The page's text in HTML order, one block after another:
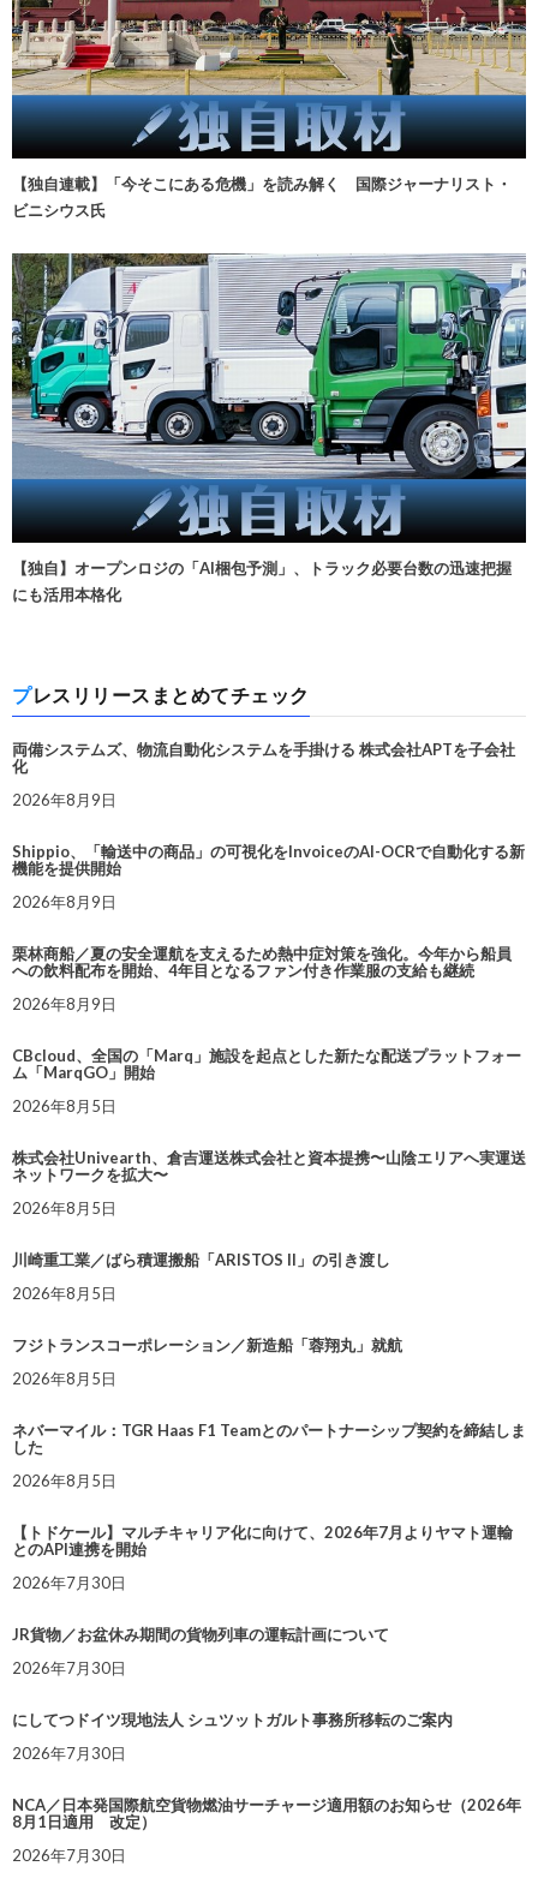
【独自連載】「今そこにある危機」を読み解く 国際ジャーナリスト・
ビニシウス氏
【独自】オープンロジの「AI梱包予測」、トラック必要台数の迅速把握
にも活用本格化
プレスリリースまとめてチェック
両備システムズ、物流自動化システムを手掛ける 株式会社APTを子会社
化
2026年8月9日
Shippio、「輸送中の商品」の可視化をInvoiceのAI-OCRで自動化する新
機能を提供開始
2026年8月9日
栗林商船／夏の安全運航を支えるため熱中症対策を強化。今年から船員
への飲料配布を開始、4年目となるファン付き作業服の支給も継続
2026年8月9日
CBcloud、全国の「Marq」施設を起点とした新たな配送プラットフォー
ム「MarqGO」開始
2026年8月5日
株式会社Univearth、倉吉運送株式会社と資本提携〜山陰エリアへ実運送
ネットワークを拡大〜
2026年8月5日
川崎重工業／ばら積運搬船「ARISTOS II」の引き渡し
2026年8月5日
フジトランスコーポレーション／新造船「蓉翔丸」就航
2026年8月5日
ネバーマイル：TGR Haas F1 Teamとのパートナーシップ契約を締結しま
した
2026年8月5日
【トドケール】マルチキャリア化に向けて、2026年7月よりヤマト運輸
とのAPI連携を開始
2026年7月30日
JR貨物／お盆休み期間の貨物列車の運転計画について
2026年7月30日
にしてつドイツ現地法人 シュツットガルト事務所移転のご案内
2026年7月30日
NCA／日本発国際航空貨物燃油サーチャージ適用額のお知らせ（2026年
8月1日適用 改定）
2026年7月30日